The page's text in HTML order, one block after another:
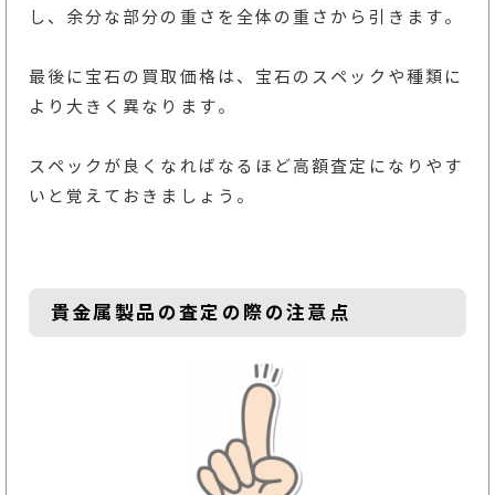
し、余分な部分の重さを全体の重さから引きます。
最後に宝石の買取価格は、宝石のスペックや種類に
より大きく異なります。
スペックが良くなればなるほど高額査定になりやす
いと覚えておきましょう。
貴金属製品の査定の際の注意点